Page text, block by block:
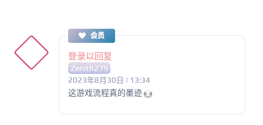
会员
登录以回复
Zenith279
2023年8月30日 | 13:34
这游戏流程真的墨迹